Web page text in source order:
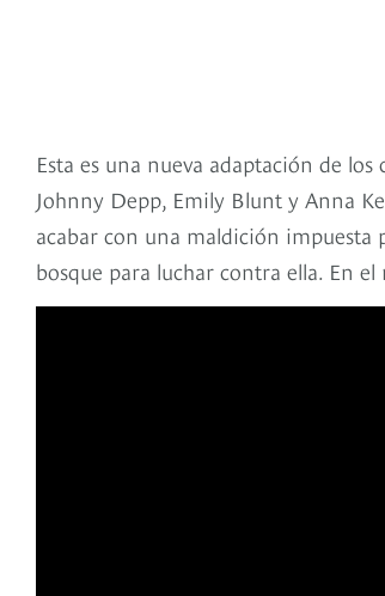
Esta es una nueva adaptación de
Johnny Depp, Emily Blunt y Anna
acabar con una maldición
bosque para luchar contra ella. En